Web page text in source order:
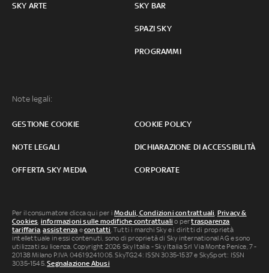
SKY ARTE SKY BAR
SPAZI SKY
PROGRAMMI
Note legali:
GESTIONE COOKIE COOKIE POLICY
NOTE LEGALI DICHIARAZIONE DI ACCESSIBILITÀ
OFFERTA SKY MEDIA CORPORATE
Per il consumatore clicca qui per iModuli, Condizioni contrattuali, Privacy &
Cookies, informazioni sulle modifiche contrattuali o pertrasparenza
tariffaria,assistenza econtatti. Tutti i marchi Sky e i diritti di proprietà
intellettuale in essi contenuti, sono di proprietà di Sky international AG e sono
utilizzati su licenza. Copyright 2026 Sky Italia - Sky Italia Srl Via Monte Penice, 7 -
20138 Milano P.IVA 04619241005. SkyTG24: ISSN 3035-1537 e SkySport: ISSN
3035-1545.Segnalazione Abusi